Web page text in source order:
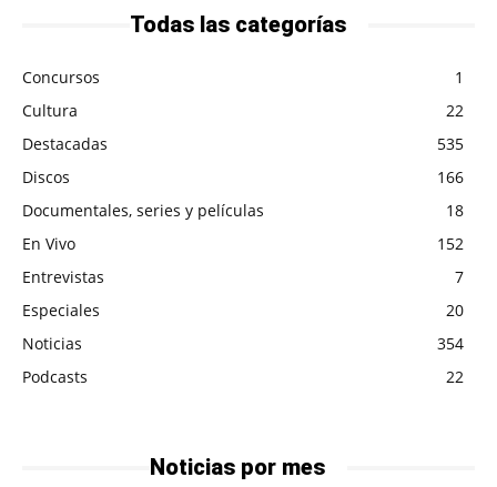
Todas las categorías
Concursos
1
Cultura
22
Destacadas
535
Discos
166
Documentales, series y películas
18
En Vivo
152
Entrevistas
7
Especiales
20
Noticias
354
Podcasts
22
Noticias por mes